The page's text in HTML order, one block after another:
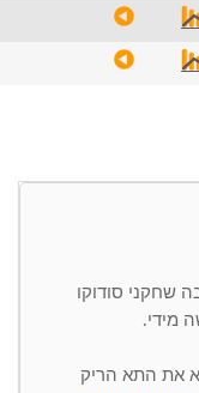
שחקני סודוקו
מידי.
את התא הריק